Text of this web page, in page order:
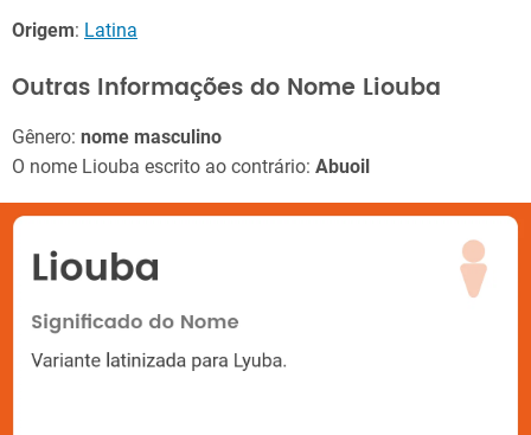
Origem: Latina
Outras Informações do Nome Liouba
Gênero: nome masculino
O nome Liouba escrito ao contrário: Abuoil